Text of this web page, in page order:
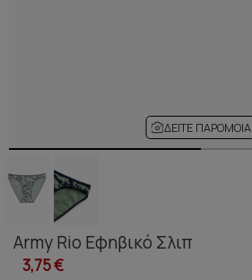
ΔΕΊΤΕ ΠΑΡΌΜΟΙΑ
Army Rio Εφηβικό Σλιπ
3,75 €